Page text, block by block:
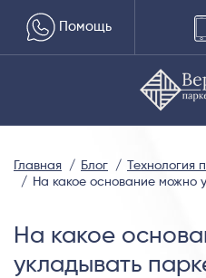
Помощь
Главная Блог
Технология
На какое основание можно
На какое
укладывать